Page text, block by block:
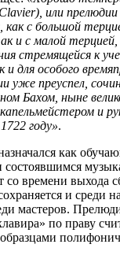
или прелюдии
с большой
и с малой терцией,
стремящейся к
и для особого
уже преуспел,
Бахом, ныне
и
году».
как
состоявшимся
со времени выхода
и среди
мастеров.
по праву